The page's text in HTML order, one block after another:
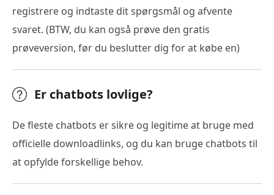
registrere og indtaste dit spørgsmål og afvente
svaret. (BTW, du kan også prøve den gratis
prøveversion, før du beslutter dig for at købe en)
Er chatbots lovlige?
De fleste chatbots er sikre og legitime at bruge med
officielle downloadlinks, og du kan bruge chatbots til
at opfylde forskellige behov.